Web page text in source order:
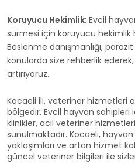
Koruyucu Hekimlik: Evcil
sürmesi için koruyucu hekimlik
Beslenme danışmanlığı,
konularda size rehberlik
artırıyoruz.
Kocaeli ili, veteriner hizmetleri
bölgedir. Evcil hayvan
klinikler, acil veteriner
sunulmaktadır. Kocaeli, hayvan
yaklaşımları ve artan hizmet
güncel veteriner bilgileri ile